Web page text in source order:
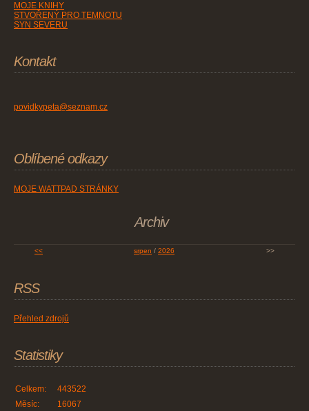
MOJE KNIHY
STVOŘENÝ PRO TEMNOTU
SYN SEVERU
Kontakt
povidkypeta@seznam.cz
Oblíbené odkazy
MOJE WATTPAD STRÁNKY
Archiv
<< srpen / 2026 >>
RSS
Přehled zdrojů
Statistiky
Celkem:
443522
Měsíc:
16067